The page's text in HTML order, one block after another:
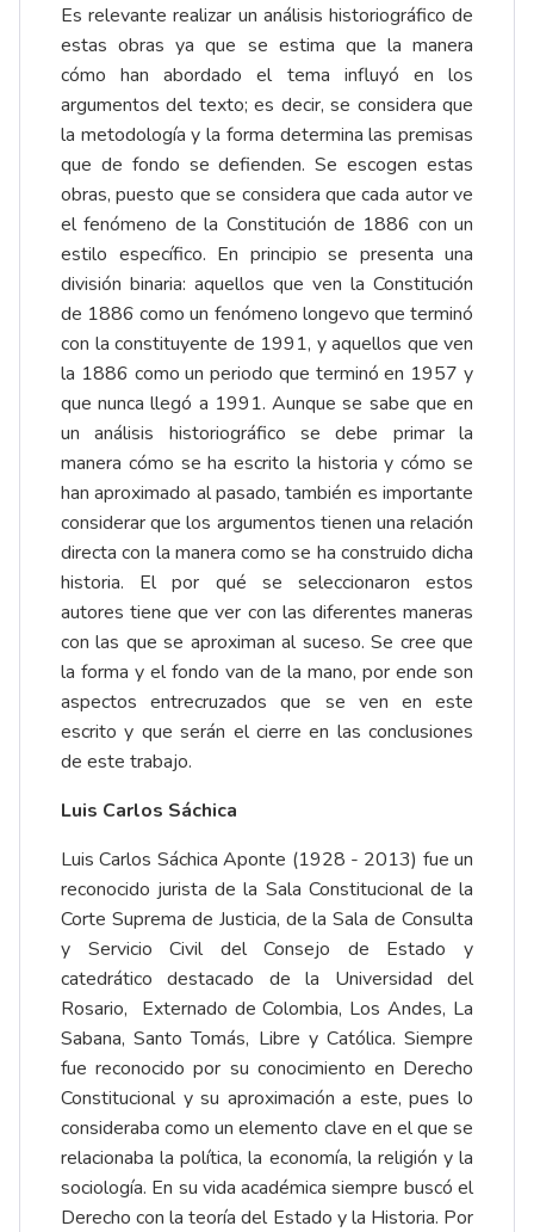
Es relevante realizar un análisis historiográfico de
estas obras ya que se estima que la manera
cómo han abordado el tema influyó en los
argumentos del texto; es decir, se considera que
la metodología y la forma determina las premisas
que de fondo se defienden. Se escogen estas
obras, puesto que se considera que cada autor ve
el fenómeno de la Constitución de 1886 con un
estilo específico. En principio se presenta una
división binaria: aquellos que ven la Constitución
de 1886 como un fenómeno longevo que terminó
con la constituyente de 1991, y aquellos que ven
la 1886 como un periodo que terminó en 1957 y
que nunca llegó a 1991. Aunque se sabe que en
un análisis historiográfico se debe primar la
manera cómo se ha escrito la historia y cómo se
han aproximado al pasado, también es importante
considerar que los argumentos tienen una relación
directa con la manera como se ha construido dicha
historia. El por qué se seleccionaron estos
autores tiene que ver con las diferentes maneras
con las que se aproximan al suceso. Se cree que
la forma y el fondo van de la mano, por ende son
aspectos entrecruzados que se ven en este
escrito y que serán el cierre en las conclusiones
de este trabajo.
Luis Carlos Sáchica
Luis Carlos Sáchica Aponte (1928 - 2013) fue un
reconocido jurista de la Sala Constitucional de la
Corte Suprema de Justicia, de la Sala de Consulta
y Servicio Civil del Consejo de Estado y
catedrático destacado de la Universidad del
Rosario, Externado de Colombia, Los Andes, La
Sabana, Santo Tomás, Libre y Católica. Siempre
fue reconocido por su conocimiento en Derecho
Constitucional y su aproximación a este, pues lo
consideraba como un elemento clave en el que se
relacionaba la política, la economía, la religión y la
sociología. En su vida académica siempre buscó el
Derecho con la teoría del Estado y la Historia. Por